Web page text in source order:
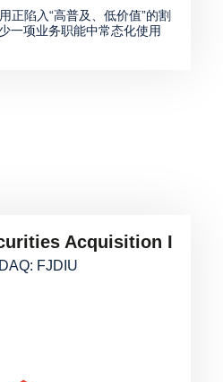
正陷入“高普及、低价值”的割
一项业务职能中常态化使用
Acquisition I
FJDIU